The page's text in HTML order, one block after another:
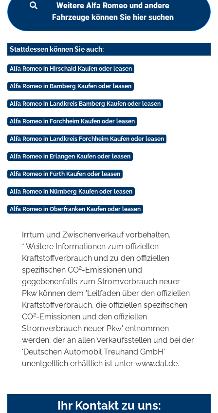
Weitere Alfa Romeo und andere
Fahrzeuge können Sie hier suchen
Stattdessen können Sie auch:
Alfa Romeo in Hirschaid Kaufen oder leasen
Alfa Romeo in Bamberg Kaufen oder leasen
Alfa Romeo in Landkreis Bamberg Kaufen oder leasen
Alfa Romeo in Forchheim Kaufen oder leasen
Alfa Romeo in Landkreis Forchheim Kaufen oder leasen
Alfa Romeo in Erlangen Kaufen oder leasen
Alfa Romeo in Fürth Kaufen oder leasen
Alfa Romeo in Nürnberg Kaufen oder leasen
Alfa Romeo in Oberfranken Kaufen oder leasen
Irrtum und Zwischenverkauf vorbehalten.
* Weitere Informationen zum offiziellen
Kraftstoffverbrauch und zu den offiziellen
spezifischen CO2-Emissionen und
gegebenenfalls zum Stromverbrauch neuer
Pkw können dem 'Leitfaden über den offiziellen
Kraftstoffverbrauch, die offiziellen spezifischen
CO2-Emissionen und den offiziellen
Stromverbrauch neuer Pkw' entnommen
werden, der an allen Verkaufsstellen und bei der
'Deutschen Automobil Treuhand GmbH'
unentgeltlich erhältlich ist unter www.dat.de.
Ihr Kontakt zu uns: